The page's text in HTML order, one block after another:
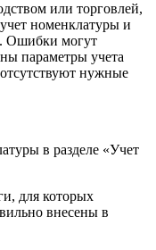
или торговлей,
номенклатуры и
Ошибки могут
параметры учета
нужные
в разделе «Учет
для которых
внесены в